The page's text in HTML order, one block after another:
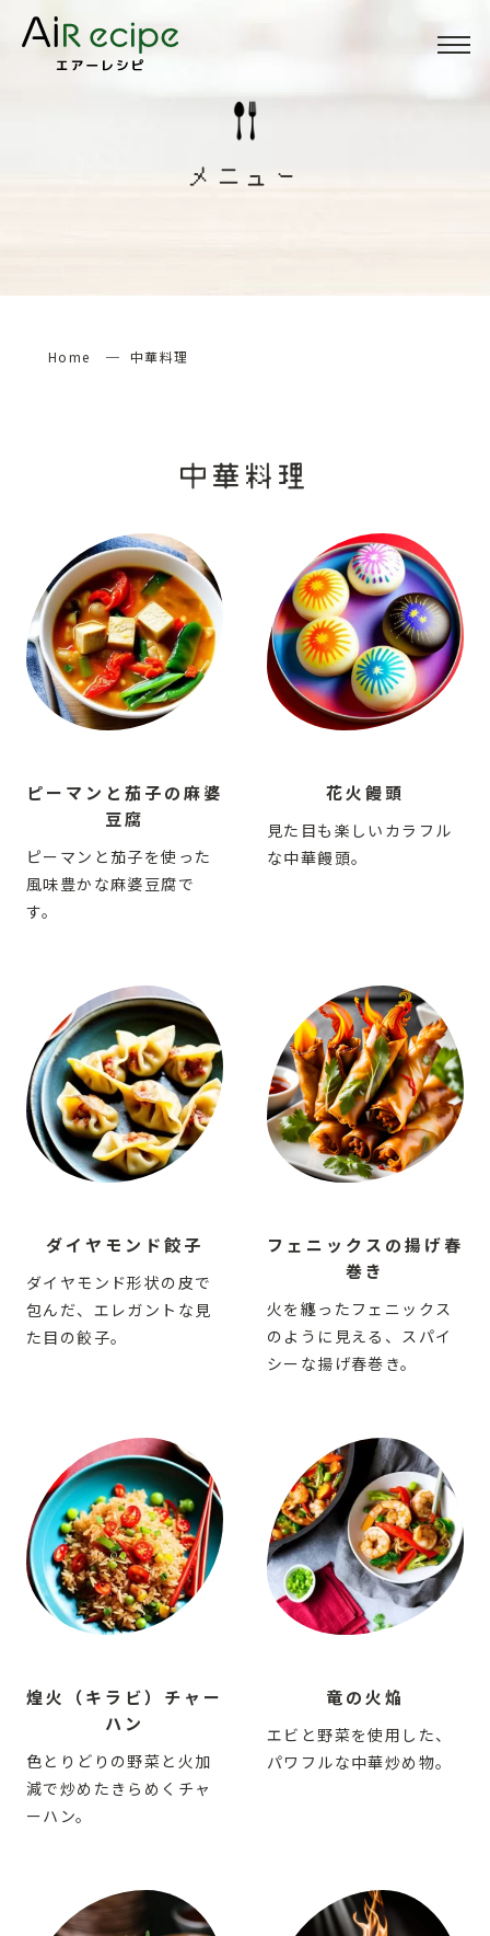
Menu
メニュー
Home 中華料理
中華料理
ピーマンと茄子の麻婆
豆腐
ピーマンと茄子を使った
風味豊かな麻婆豆腐で
す。
花火饅頭
見た目も楽しいカラフル
な中華饅頭。
ダイヤモンド餃子
ダイヤモンド形状の皮で
包んだ、エレガントな見
た目の餃子。
フェニックスの揚げ春
巻き
火を纏ったフェニックス
のように見える、スパイ
シーな揚げ春巻き。
煌火（キラビ）チャー
ハン
色とりどりの野菜と火加
減で炒めたきらめくチャ
ーハン。
竜の火焔
エビと野菜を使用した、
パワフルな中華炒め物。